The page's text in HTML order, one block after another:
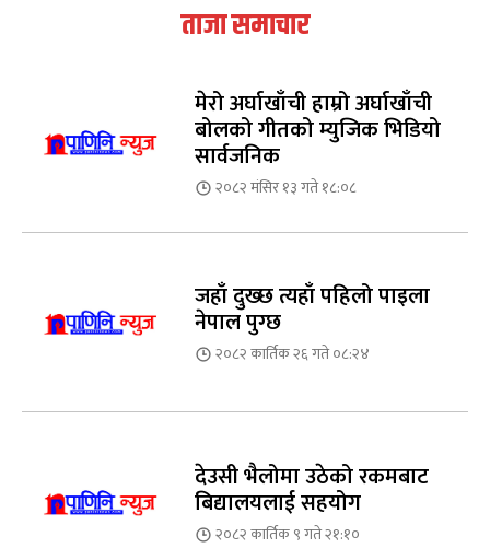
ताजा समाचार
मेरो अर्घाखाँची हाम्रो अर्घाखाँची
बोलको गीतको म्युजिक भिडियो
सार्वजनिक
२०८२ मंसिर १३ गते १८:०८
जहाँ दुख्छ त्यहाँ पहिलो पाइला
नेपाल पुग्छ
२०८२ कार्तिक २६ गते ०८:२४
देउसी भैलोमा उठेको रकमबाट
बिद्यालयलाई सहयोग
२०८२ कार्तिक ९ गते २१:१०